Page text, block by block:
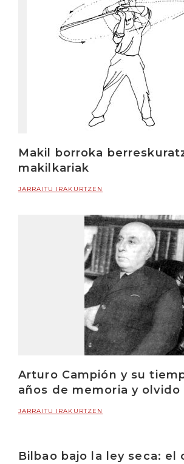
Makil borroka
makilkariak
JARRAITU IRAKURTZEN
Arturo Campión y su
años de memoria y olvido
JARRAITU IRAKURTZEN
Bilbao bajo la ley seca: el